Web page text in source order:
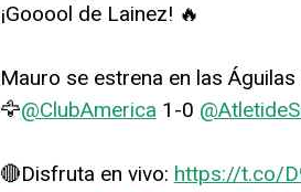
¡Gooool de Lainez! 🔥
Mauro se estrena en las
🦅@ClubAmerica 1-0
🔴Disfruta en vivo: https://t.co/